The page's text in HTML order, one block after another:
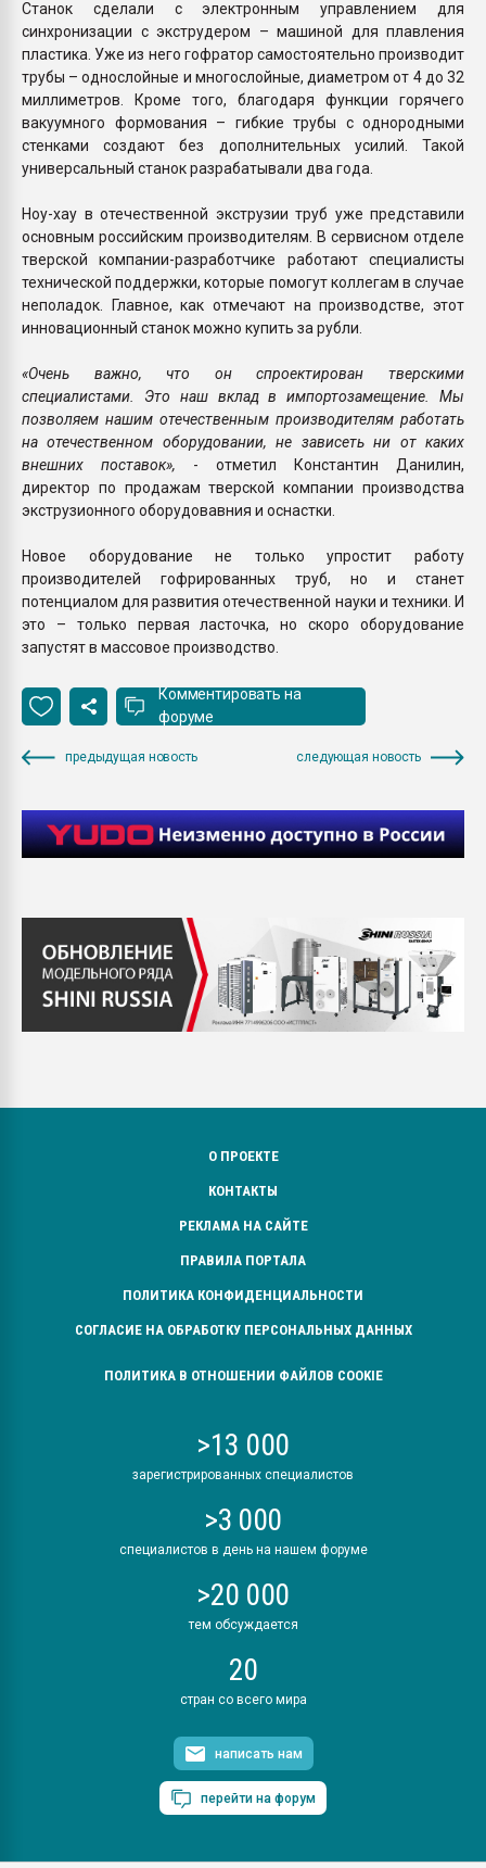
Станок сделали с электронным управлением для
синхронизации с экструдером – машиной для плавления
пластика. Уже из него гофратор самостоятельно производит
трубы – однослойные и многослойные, диаметром от 4 до 32
миллиметров. Кроме того, благодаря функции горячего
вакуумного формования – гибкие трубы с однородными
стенками создают без дополнительных усилий. Такой
универсальный станок разрабатывали два года.
Ноу-хау в отечественной экструзии труб уже представили
основным российским производителям. В сервисном отделе
тверской компании-разработчике работают специалисты
технической поддержки, которые помогут коллегам в случае
неполадок. Главное, как отмечают на производстве, этот
инновационный станок можно купить за рубли.
«Очень важно, что он спроектирован тверскими
специалистами. Это наш вклад в импортозамещение. Мы
позволяем нашим отечественным производителям работать
на отечественном оборудовании, не зависеть ни от каких
внешних поставок», - отметил Константин Данилин,
директор по продажам тверской компании производства
экструзионного оборудовавния и оснастки.
Новое оборудование не только упростит работу
производителей гофрированных труб, но и станет
потенциалом для развития отечественной науки и техники. И
это – только первая ласточка, но скоро оборудование
запустят в массовое производство.
Комментировать на
форуме
предыдущая новость следующая новость
О ПРОЕКТЕ
КОНТАКТЫ
РЕКЛАМА НА САЙТЕ
ПРАВИЛА ПОРТАЛА
ПОЛИТИКА КОНФИДЕНЦИАЛЬНОСТИ
СОГЛАСИЕ НА ОБРАБОТКУ ПЕРСОНАЛЬНЫХ ДАННЫХ
ПОЛИТИКА В ОТНОШЕНИИ ФАЙЛОВ COOKIE
>13 000
зарегистрированных специалистов
>3 000
специалистов в день на нашем форуме
>20 000
тем обсуждается
20
стран со всего мира
написать нам
перейти на форум